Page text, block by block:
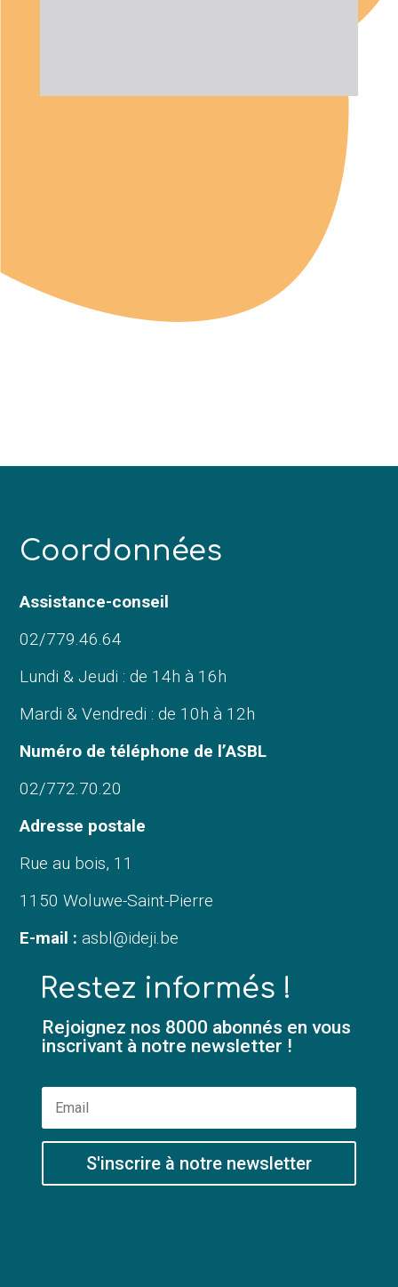
Coordonnées
Assistance-conseil
02/779.46.64
Lundi & Jeudi : de 14h à 16h
Mardi & Vendredi : de 10h à 12h
Numéro de téléphone de l’ASBL
02/772.70.20
Adresse postale
Rue au bois, 11
1150 Woluwe-Saint-Pierre
E-mail : asbl@ideji.be
Restez informés !
Rejoignez nos 8000 abonnés en vous
inscrivant à notre newsletter !
S'inscrire à notre newsletter